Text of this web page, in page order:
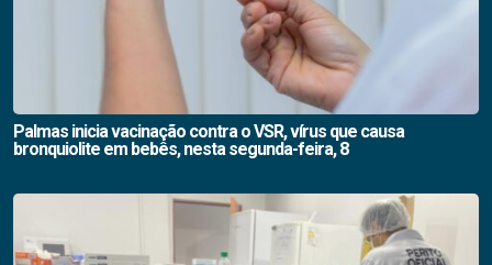
Palmas inicia vacinação contra o VSR, vírus que causa
bronquiolite em bebês, nesta segunda-feira, 8